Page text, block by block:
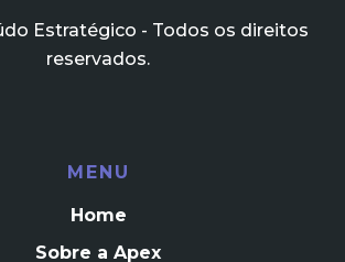
Estratégico - Todos os direitos
reservados.
MENU
Home
Sobre a Apex